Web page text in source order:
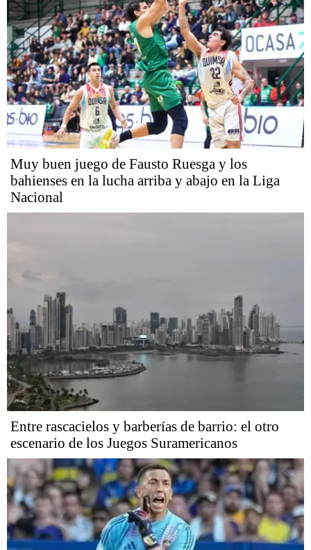
Muy buen juego de Fausto Ruesga y los
bahienses en la lucha arriba y abajo en la Liga
Nacional
Entre rascacielos y barberías de barrio: el otro
escenario de los Juegos Suramericanos